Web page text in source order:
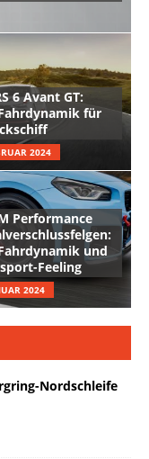
6 Avant GT:
für
2024
Performance
und
Feeling
2024
Nordschleife